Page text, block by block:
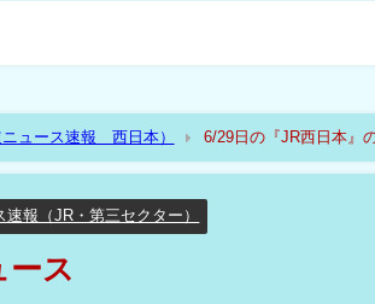
ュース速報 西日本） 6/29日の『JR西日本』
速報（JR・第三セクター）
ース